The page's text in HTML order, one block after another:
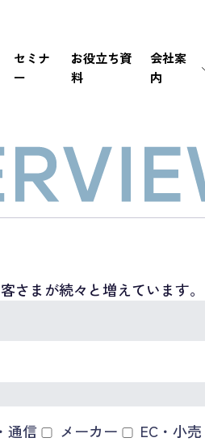
銀行・証券
EC・小売り
ラ）
善 書類手続き自動化
応対を ユーザーの利便性を
導入前後のサポート
セミナ
ー
お役立ち資
料
会社案
内
マネジメント
個人情報の取扱いに
サステナビリティポリ
中途採用
IRライブラリ
FAQ
電子公告
さまが続々と増えています。
通信 メーカー EC・小売